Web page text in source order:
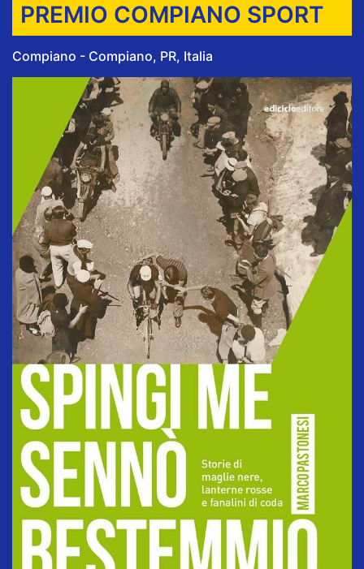
PREMIO COMPIANO SPORT
Compiano - Compiano, PR, Italia